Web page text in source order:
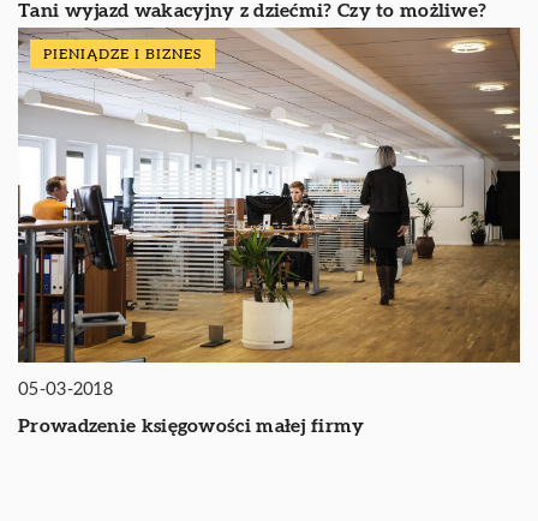
Tani wyjazd wakacyjny z dziećmi? Czy to możliwe?
PIENIĄDZE I BIZNES
05-03-2018
Prowadzenie księgowości małej firmy